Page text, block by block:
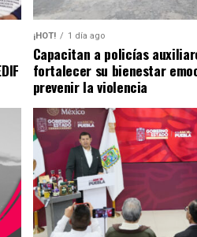
¡HOT! 1 día ago
Capacitan a policías
fortalecer su bienestar
prevenir la violencia